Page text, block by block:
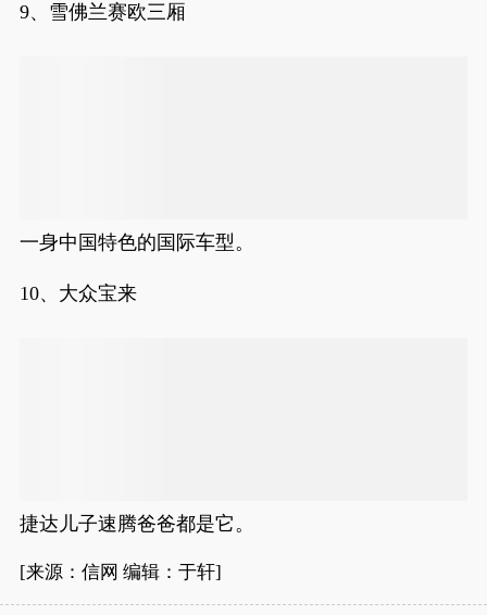
9、雪佛兰赛欧三厢
一身中国特色的国际车型。
10、大众宝来
捷达儿子速腾爸爸都是它。
[来源：信网 编辑：于轩]